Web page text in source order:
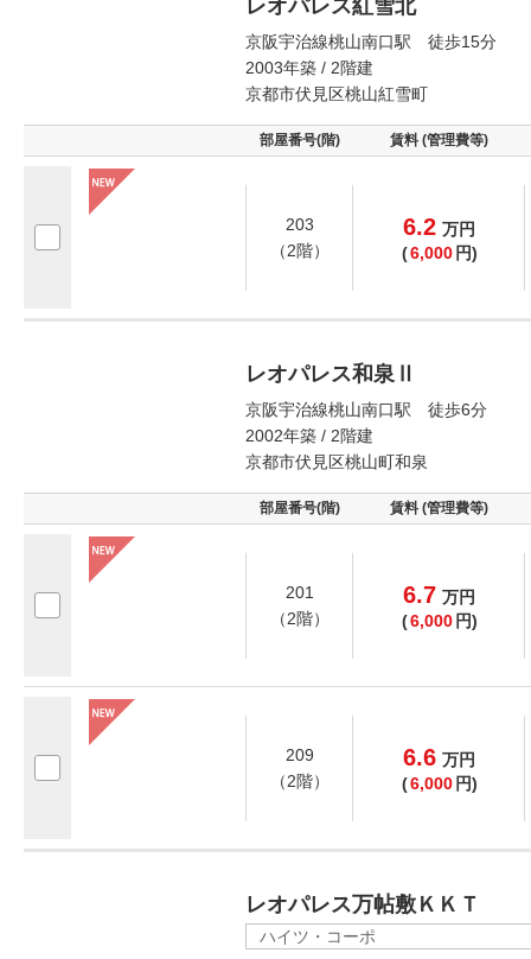
レオパレス紅雪北
京阪宇治線桃山南口駅 徒歩15分
2003年築 / 2階建
京都市伏見区桃山紅雪町
部屋番号(階) 賃料 (管理費等)
203
（2階）
6.2 万円
(6,000 円)
レオパレス和泉Ⅱ
京阪宇治線桃山南口駅 徒歩6分
2002年築 / 2階建
京都市伏見区桃山町和泉
部屋番号(階) 賃料 (管理費等)
201
（2階）
6.7 万円
(6,000 円)
209
（2階）
6.6 万円
(6,000 円)
レオパレス万帖敷ＫＫＴ
ハイツ・コーポ